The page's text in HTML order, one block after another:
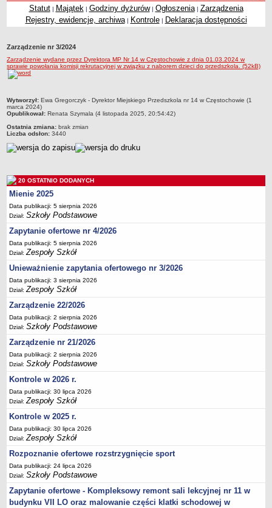
Zespoły Szkół
Techniczne Zakłady Naukowe
Przedszkola Miejskie
ARCHIWUM SZKÓŁ I PLACÓWEK
Zlikwidowane gimnazja
Wielofunkcyjna Placówka
Specjalny Ośrodek nr 1
Specjalny Ośrodek nr 5
Dane podstawowe
Statut
Majątek
Godziny dyżurów
Ogłoszenie
Zarządzenia
Kontrole
Rejestry, ewidencje, archiwa
Sprawozdania
Deklaracja dostępności
PORADNIE PSYCHOLOGICZNO-PEDAGOGICZNE
Zespół Poradni
BIURO FINANSÓW OŚWIATY
Dane podstawowe
Statut
Majątek
Godziny dyżurów
Ogłoszenia
Zarządzenia
Rejestry, ewidencje, archiwa
Kontrole
PONOWNE WYKORZYSTYWANIE
Statut| Majątek | Godziny dyżurów| Ogłoszenia| Zarządzenia
Rejestry, ewidencje, archiwa| Kontrole| Deklaracja dostępności
Zarządzenie nr 3/2024
Zarządzenie wydane przez Dyrektora MP Nr 14 w Częstochowie z dnia 01.03.2024 w
sprawie powołania komisji rekrutacyjnej w związku z naborem dzieci do przedszkola. (52kB)
metryczka
Wytworzył: Ewa Gregorczyk - Dyrektor Miejskiego Przedszkola nr 14 w Częstochowie (1
marca 2024)
Opublikował: Renata Szymala (4 listopada 2025, 20:54:42)
Ostatnia zmiana: brak zmian
Liczba odsłon: 3440
20 OSTATNIO DODANYCH
Mienie 2025
Data publikacji: 5 sierpnia 2026
Dział:Szkoły Podstawowe
Zapytanie ofertowe nr 4/2026
Data publikacji: 5 sierpnia 2026
Dział:Zespoły Szkół
Unieważnienie zapytania ofertowego nr 3/2026
Data publikacji: 3 sierpnia 2026
Dział:Zespoły Szkół
Zarządzenie 22/2026
Data publikacji: 2 sierpnia 2026
Dział:Szkoły Podstawowe
Zarządzenie nr 21/2026
Data publikacji: 2 sierpnia 2026
Dział:Szkoły Podstawowe
Kontrole w 2026 r.
Data publikacji: 30 lipca 2026
Dział:Zespoły Szkół
Kontrole w 2025 r.
Data publikacji: 30 lipca 2026
Dział:Zespoły Szkół
Rozpoznanie ofertowe rozstrzygnięcie sport
Data publikacji: 24 lipca 2026
Dział:Szkoły Podstawowe
Zapytanie ofertowe - Kompleksowy remont sali lekcyjnej nr 11 w
budynku VII LO oraz malowanie części klatki schodowej w